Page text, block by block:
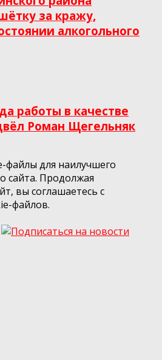
за кражу,
алкогольного
работы в качестве
Роман Щегельняк
файлы для наилучшего
сайта. Продолжая
вы соглашаетесь с
файлов.